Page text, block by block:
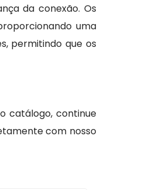
da conexão. Os
uma
permitindo que os
catálogo, continue
com nosso